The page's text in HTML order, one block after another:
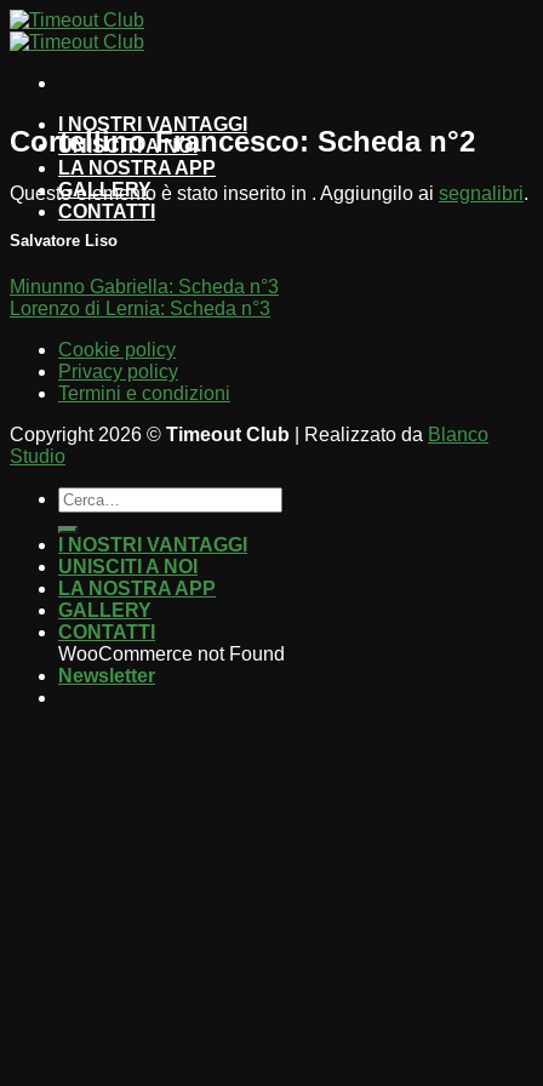
Salta
ai
I NOSTRI VANTAGGI
UNISCITI A NOI
LA NOSTRA APP
GALLERY
CONTATTI
Cortellino Francesco: Scheda n°2
Questo elemento è stato inserito in . Aggiungilo ai segnalibri.
Salvatore Liso
Minunno Gabriella: Scheda n°3
Lorenzo di Lernia: Scheda n°3
Cookie policy
Privacy policy
Termini e condizioni
Copyright 2026 © Timeout Club | Realizzato da Blanco
Studio
I NOSTRI VANTAGGI
UNISCITI A NOI
LA NOSTRA APP
GALLERY
CONTATTI
WooCommerce not Found
Newsletter